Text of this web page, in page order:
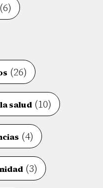
(6)
(26)
salud (10)
(4)
(3)